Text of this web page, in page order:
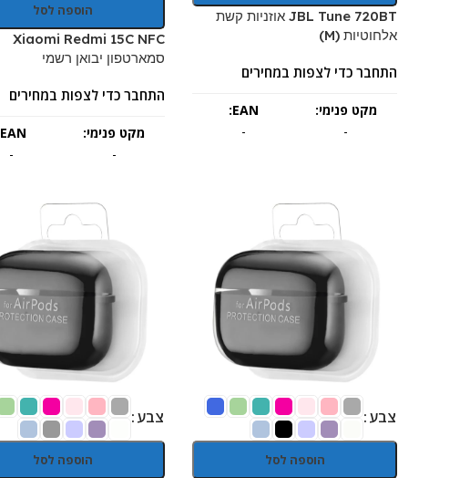
JBL Tune 720BT אוזניות קשת
אלחוטיות (M)
התחבר כדי לצפות במחירים
מקט פנימי:
-
EAN:
-
הוספה לסל
Xiaomi Redmi 15C NFC
סמארטפון יבואן רשמי
התחבר כדי לצפות במחירים
מקט פנימי:
-
EAN:
-
צבע
הוספה לסל
צבע
הוספה לסל